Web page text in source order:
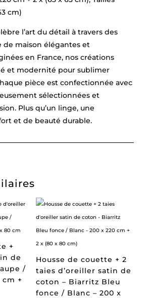
cm)
l’art du détail à travers des
de maison élégantes et
en France, nos créations
et modernité pour sublimer
pièce est confectionnée avec
sélectionnées et
Plus qu’un linge, une
et de beauté durable.
+
de
/
cm +
Housse de couette + 2
taies d’oreiller satin de
coton – Biarritz Bleu
fonce / Blanc – 200 x